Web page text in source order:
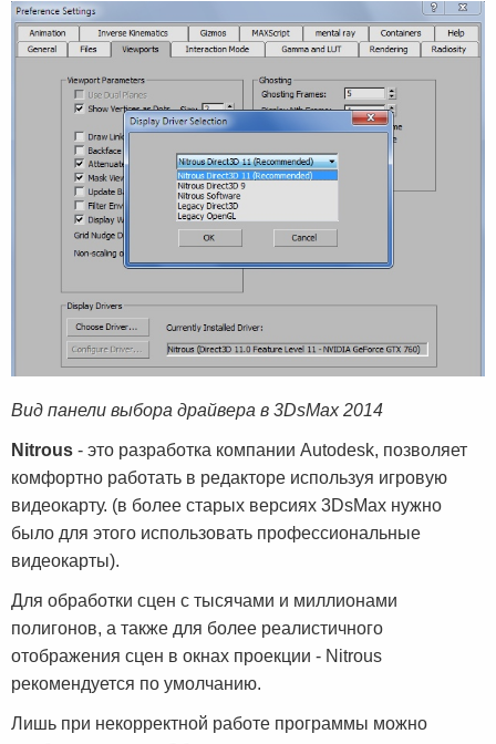
Вид панели выбора драйвера в 3DsMax 2014
Nitrous - это разработка компании Autodesk, позволяет
комфортно работать в редакторе используя игровую
видеокарту. (в более старых версиях 3DsMax нужно
было для этого использовать профессиональные
видеокарты).
Для обработки сцен с тысячами и миллионами
полигонов, а также для более реалистичного
отображения сцен в окнах проекции - Nitrous
рекомендуется по умолчанию.
Лишь при некорректной работе программы можно